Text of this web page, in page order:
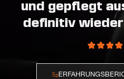
und gepflegt
definitiv wieder